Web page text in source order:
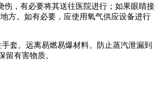
，有必要将其送往医院进行；如果眼睛接
方。如有必要，应使用氧气供应设备进行
套。远离易燃易爆材料。防止蒸汽泄漏到
有害物质。